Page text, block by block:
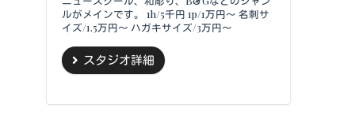
ルがメインです。 1h/5千円 1p/1万円～ 名刺サ
イズ/1.5万円～ ハガキサイズ/3万円～
スタジオ詳細